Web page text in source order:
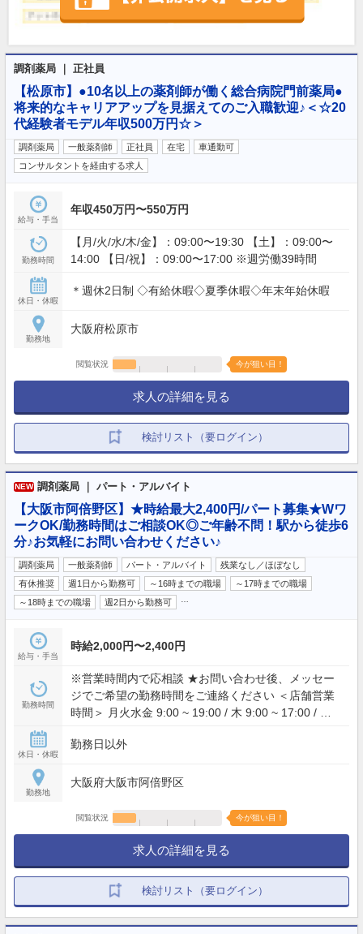
調剤薬局 ｜ 正社員
【松原市】●10名以上の薬剤師が働く総合病院門前薬局●
将来的なキャリアアップを見据えてのご入職歓迎♪＜☆20
代経験者モデル年収500万円☆＞
調剤薬局 一般薬剤師 正社員 在宅
車通勤可
コンサルタントを経由する求人
給与・手当
年収450万円〜550万円
勤務時間
【月/火/水/木/金】：09:00〜19:30 【土】：09:00〜
14:00 【日/祝】：09:00〜17:00 ※週労働39時間
休日・休暇
＊週休2日制 ◇有給休暇◇夏季休暇◇年末年始休暇
勤務地
大阪府松原市
閲覧状況 今が狙い目！
求人の詳細を見る
検討リスト（要ログイン）
NEW 調剤薬局 ｜ パート・アルバイト
【大阪市阿倍野区】★時給最大2,400円/パート募集★Wワ
ークOK/勤務時間はご相談OK◎ご年齢不問！駅から徒歩6
分♪お気軽にお問い合わせください♪
調剤薬局 一般薬剤師 パート・アルバイト
残業なし／ほぼなし
有休推奨
週1日から勤務可 ～16時までの職場
～17時までの職場
～18時までの職場
週2日から勤務可
給与・手当
時給2,000円〜2,400円
勤務時間
※営業時間内で応相談 ★お問い合わせ後、メッセー
ジでご希望の勤務時間をご連絡ください ＜店舗営業
時間＞ 月火水金 9:00 ~ 19:00 / 木 9:00 ~ 17:00 / 土
休日・休暇
勤務日以外
勤務地
大阪府大阪市阿倍野区
閲覧状況 今が狙い目！
求人の詳細を見る
検討リスト（要ログイン）